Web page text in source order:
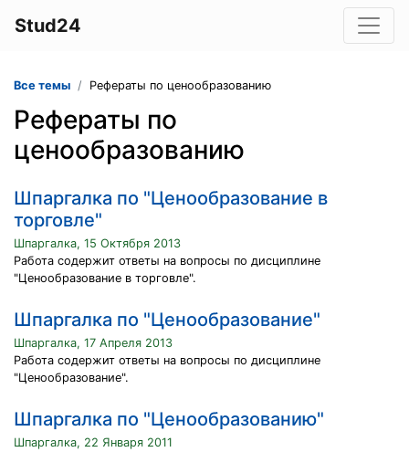
Stud24
Все темы Рефераты по ценообразованию
Рефераты по
ценообразованию
Шпаргалка по "Ценообразование в
торговле"
Шпаргалка, 15 Октября 2013
Работа содержит ответы на вопросы по дисциплине
"Ценообразование в торговле".
Шпаргалка по "Ценообразование"
Шпаргалка, 17 Апреля 2013
Работа содержит ответы на вопросы по дисциплине
"Ценообразование".
Шпаргалка по "Ценообразованию"
Шпаргалка, 22 Января 2011